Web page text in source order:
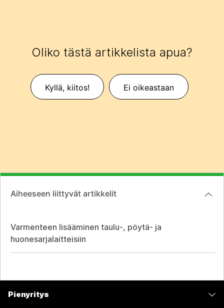
Oliko tästä artikkelista apua?
Kyllä, kiitos! Ei oikeastaan
Aiheeseen liittyvät artikkelit
Varmenteen lisääminen taulu-, pöytä- ja
huonesarjalaitteisiin
Pienyritys